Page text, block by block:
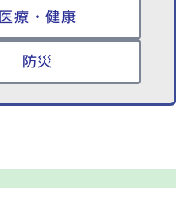
医療・健康
防災